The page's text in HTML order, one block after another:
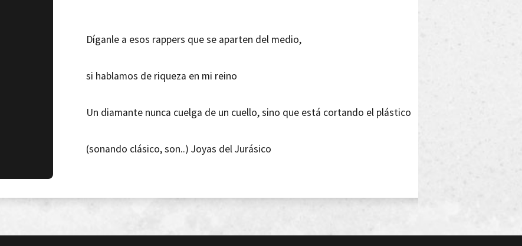
Díganle a esos rappers que se aparten del medio,
si hablamos de riqueza en mi reino
Un diamante nunca cuelga de un cuello, sino que está cortando el plástico
(sonando clásico, son..) Joyas del Jurásico